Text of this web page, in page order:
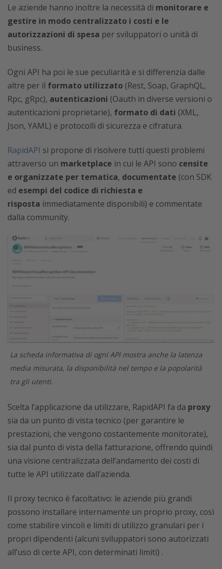
Le aziende hanno inoltre la necessità di monitorare e
gestire in modo centralizzato i costi e le
autorizzazioni di spesa per sviluppatori o unità di
business.
Ogni API ha poi le sue peculiarità e si differenzia dalle
altre per il formato utilizzato (Rest, Soap, GraphQL,
Rpc, gRpc), autenticazioni (Oauth in diverse versioni o
autenticazioni proprietarie), formato di dati (XML,
Json, YAML) e protocolli di sicurezza e cifratura.
RapidAPI si propone di risolvere tutti questi problemi
attraverso un marketplace in cui le API sono censite
e organizzate per tematica, documentate (con SDK
ed esempi del codice di richiesta e
risposta immediatamente disponibili) e commentate
dalla community.
La scheda informativa di ogni API mostra anche la latenza
media misurata, la disponibilità nel tempo e la popolarità
tra gli utenti.
Scelta l’applicazione da utilizzare, RapidAPI fa da proxy
sia da un punto di vista tecnico (per garantire le
prestazioni, che vengono costantemente monitorate),
sia dal punto di vista della fatturazione, offrendo quindi
una visione centralizzata dell’andamento dei costi di
tutte le API utilizzate dall’azienda.
Il proxy tecnico è facoltativo: le aziende più grandi
possono installare internamente un proprio proxy, così
come stabilire vincoli e limiti di utilizzo granulari per i
propri dipendenti (alcuni sviluppatori sono autorizzati
all’uso di certe API, con determinati limiti) .